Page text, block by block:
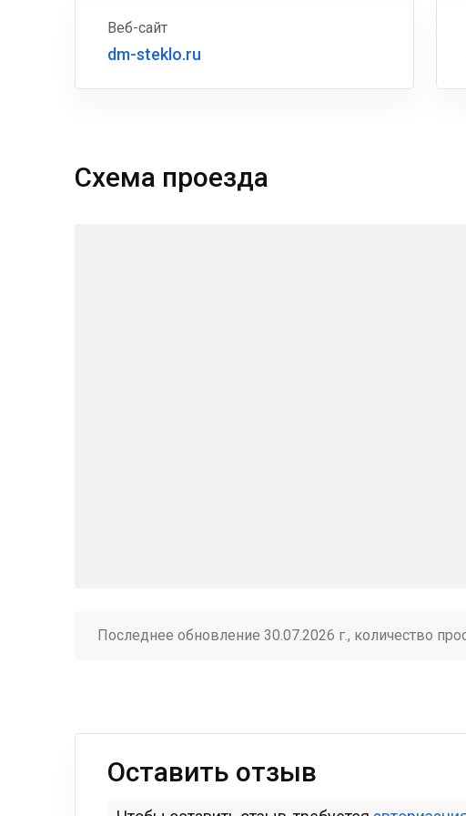
Веб-сайт
dm-steklo.ru
Схема проезда
Последнее обновление 30.07.2026 г., количество
Оставить отзыв